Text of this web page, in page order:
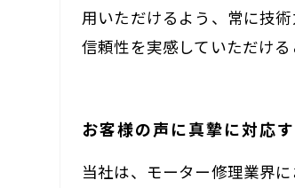
用いただけるよう、常に技
信頼性を実感していただける
お客様の声に真摯に対応
当社は、モーター修理業界